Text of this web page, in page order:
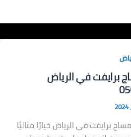
برايفت في الرياض
برايفت في الرياض خيارًا مثاليًا